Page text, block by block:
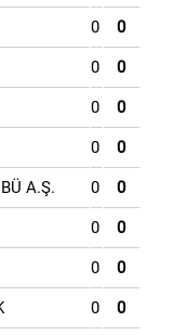
0 0
0 0
0 0
0 0
A.Ş. 0 0
0 0
0 0
0 0